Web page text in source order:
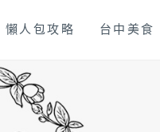
懶人包攻略 台中美食